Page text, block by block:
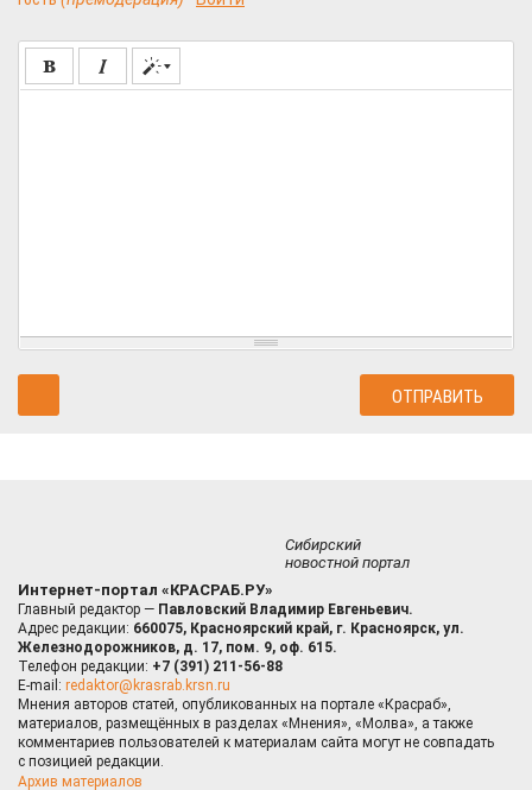
Сибирский
новостной портал
Интернет-портал «КРАСРАБ.РУ»
Главный редактор — Павловский Владимир Евгеньевич.
Адрес редакции: 660075, Красноярский край, г. Красноярск, ул.
Железнодорожников, д. 17, пом. 9, оф. 615.
Телефон редакции: +7 (391) 211-56-88
E-mail: redaktor@krasrab.krsn.ru
Мнения авторов статей, опубликованных на портале «Красраб»,
материалов, размещённых в разделах «Мнения», «Молва», а также
комментариев пользователей к материалам сайта могут не совпадать
с позицией редакции.
Архив материалов